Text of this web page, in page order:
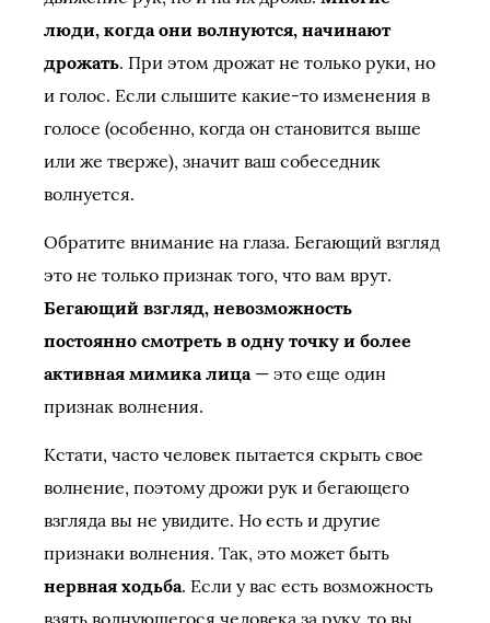
люди, когда они волнуются, начинают
дрожать. При этом дрожат не только руки, но
и голос. Если слышите какие-то изменения в
голосе (особенно, когда он становится выше
или же тверже), значит ваш собеседник
волнуется.
Обратите внимание на глаза. Бегающий взгляд
это не только признак того, что вам врут.
Бегающий взгляд, невозможность
постоянно смотреть в одну точку и более
активная мимика лица— это еще один
признак волнения.
Кстати, часто человек пытается скрыть свое
волнение, поэтому дрожи рук и бегающего
взгляда вы не увидите. Но есть и другие
признаки волнения. Так, это может быть
нервная ходьба. Если у вас есть возможность
взять волнующегося человека за руку, то вы